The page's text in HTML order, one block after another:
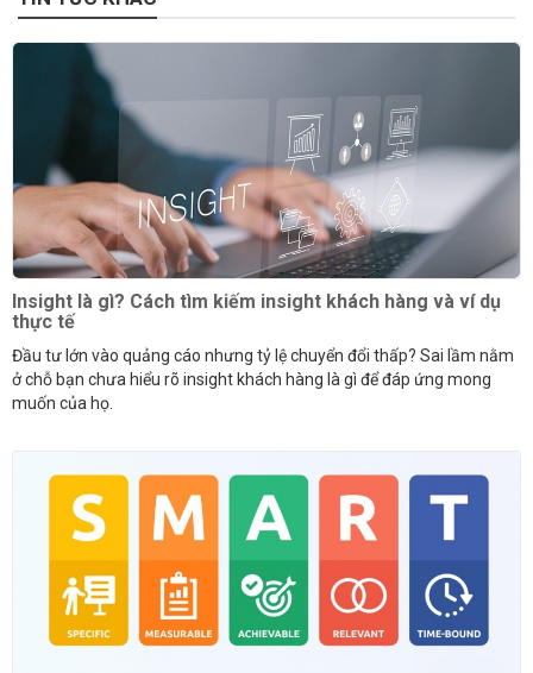
Insight là gì? Cách tìm kiếm insight khách hàng và ví dụ
thực tế
Đầu tư lớn vào quảng cáo nhưng tỷ lệ chuyển đổi thấp? Sai lầm nằm
ở chỗ bạn chưa hiểu rõ insight khách hàng là gì để đáp ứng mong
muốn của họ.